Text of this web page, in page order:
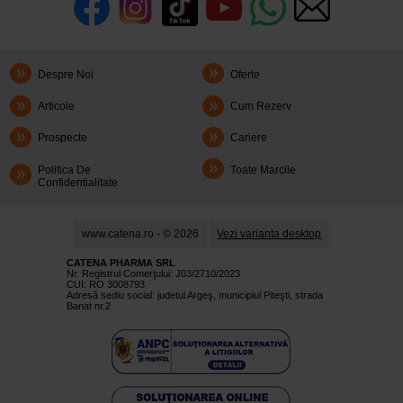
Despre Noi Oferte
Articole Cum Rezerv
Prospecte Cariere
Politica De
Confidentialitate
Toate Marcile
www.catena.ro - © 2026 Vezi varianta desktop
CATENA PHARMA SRL
Nr. Registrul Comerţului: J03/2710/2023
CUI: RO 3008793
Adresă sediu social: judetul Argeş, municipiul Piteşti, strada
Banat nr.2